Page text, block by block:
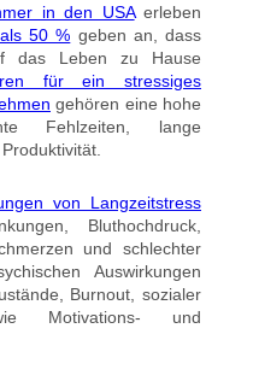
in den USAerleben
50 % geben an, dass
das Leben zu Hause
für ein stressiges
gehören eine hohe
Fehlzeiten, lange
von Langzeitstress
Bluthochdruck,
und schlechter
Auswirkungen
Burnout, sozialer
Motivations- und